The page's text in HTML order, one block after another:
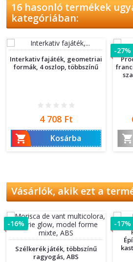
16 hasonló termékek
kategóriában:
Interkativ fajáték, geometriai
formák, 4 oszlop, többszínű
Ár
4 708 Ft

Kosárba 
-27%
Vásárlók, akik ezt a
Szélkerék játék, többszínű
ragyogás, ABS
-16% -17%